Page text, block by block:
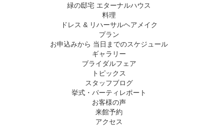
緑の邸宅 エターナルハウス
料理
ドレス & リハーサルヘアメイク
プラン
お申込みから 当日までのスケジュール
ギャラリー
ブライダルフェア
トピックス
スタッフブログ
挙式・パーティレポート
お客様の声
来館予約
アクセス